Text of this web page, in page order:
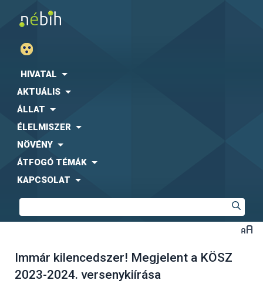
HIVATAL
AKTUÁLIS
ÁLLAT
ÉLELMISZER
NÖVÉNY
ÁTFOGÓ TÉMÁK
KAPCSOLAT
Immár kilencedszer! Megjelent a KÖSZ
2023-2024. versenykiírása